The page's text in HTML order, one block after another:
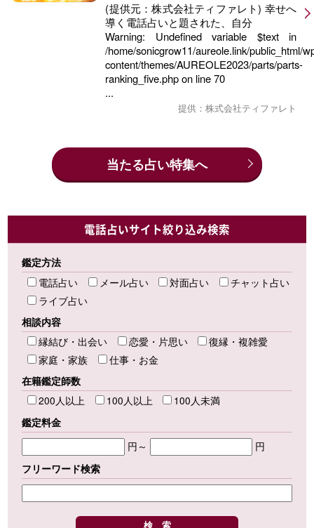
(提供元：株式会社ティファレト) 幸せへ
導く電話占いと題された、自分
Warning: Undefined variable $text in
/home/sonicgrow11/aureole.link/public_html/
content/themes/AUREOLE2023/parts/parts-
ranking_five.phpon line70
...
提供：株式会社ティファレト
当たる占い特集へ
電話占いサイト絞り込み検索
鑑定方法
電話占い
メール占い 対面占い
チャット占い
ライブ占い
相談内容
縁結び・出会い
恋愛・片思い
復縁・複雑愛
家庭・家族
仕事・お金
在籍鑑定師数
200人以上
100人以上
100人未満
鑑定料金
円～
円
フリーワード検索